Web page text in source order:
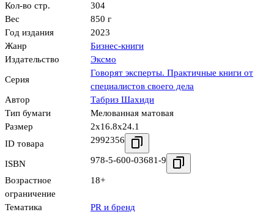
Кол-во стр.
304
Вес
850 г
Год издания
2023
Жанр
Бизнес-книги
Издательство
Эксмо
Серия
Говорят эксперты. Практичные книги от
специалистов своего дела
Автор
Табриз Шахиди
Тип бумаги
Мелованная матовая
Размер
2x16.8x24.1
ID товара
2992356
ISBN 978-5-600-03681-9
Возрастное
ограничение
18+
Тематика PR и бренд